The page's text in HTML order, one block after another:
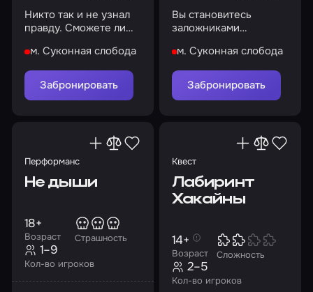
Никто так и не узнал
правду. Сможете ли
м. Суконная слобода
Забронировать
Вы становитесь
заложниками
Попробуйте спастись
из заточения!
м. Суконная слобода
Забронировать
Перформанс
Не дыши
Возраст
18+
Страшность
Кол-во игроков
1–9
Квест
Лабиринт
Хакайны
Возраст
14+
Сложность
Кол-во игроков
2–5